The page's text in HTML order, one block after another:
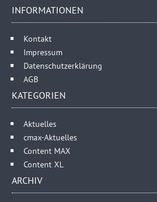
INFORMATIONEN
Kontakt
Impressum
Datenschutzerklärung
AGB
KATEGORIEN
Aktuelles
cmax-Aktuelles
Content MAX
Content XL
ARCHIV